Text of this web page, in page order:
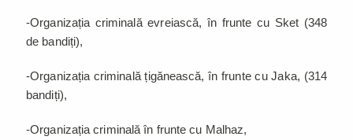
-Organizația criminală evreiască, în frunte cu Sket (348
de bandiți),
-Organizația criminală țigănească, în frunte cu Jaka, (314
bandiți),
-Organizația criminală în frunte cu Malhaz,